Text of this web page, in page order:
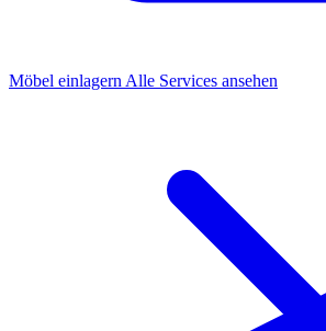
Möbel einlagern Alle Services ansehen